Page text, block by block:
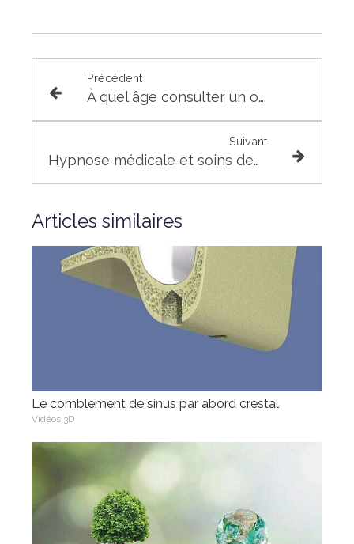
Précédent
À quel âge consulter un orthodontiste ?
Suivant
Hypnose médicale et soins dentaires
Articles similaires
Le comblement de sinus par abord crestal
Vidéos 3D